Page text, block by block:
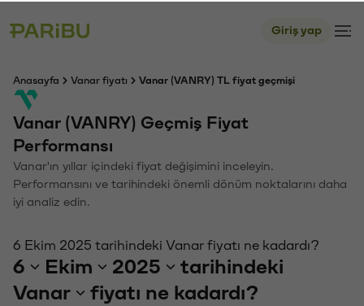
Giriş yap
Anasayfa Vanar fiyatı Vanar (VANRY) TL fiyat geçmişi
Vanar (VANRY) Geçmiş Fiyat
Performansı
Vanar'ın yıllar içindeki fiyat değişimini inceleyin.
Performansını ve tarihindeki önemli dönüm noktalarını daha
iyi analiz edin.
6 Ekim 2025 tarihindeki Vanar fiyatı ne kadardı?
6 Ekim 2025
tarihindeki
Vanar
fiyatı ne kadardı?